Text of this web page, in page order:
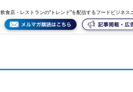
飲食店・レストランの“トレンド”を配信するフードビジネス